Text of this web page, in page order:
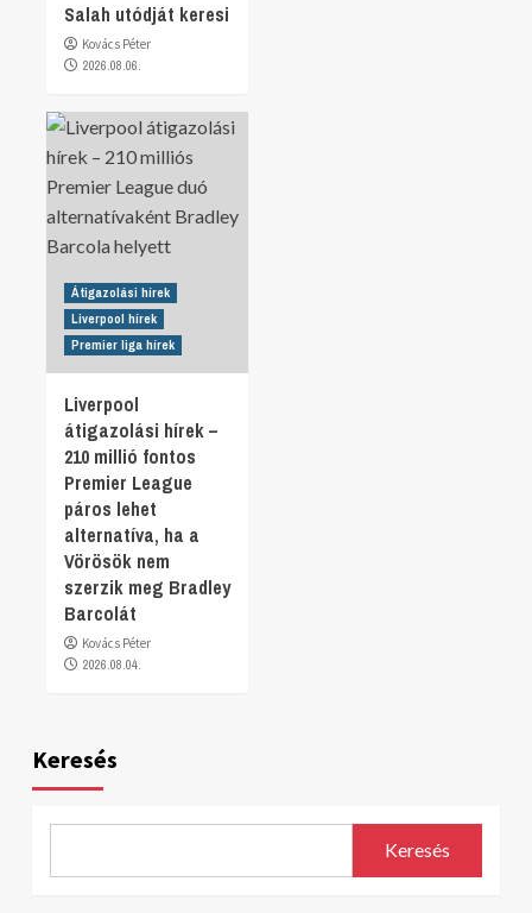
Salah utódját keresi
Kovács Péter
2026.08.06.
Átigazolási hírek
Liverpool hírek
Premier liga hírek
Liverpool
átigazolási hírek –
210 millió fontos
Premier League
páros lehet
alternatíva, ha a
Vörösök nem
szerzik meg Bradley
Barcolát
Kovács Péter
2026.08.04.
Keresés
Keresés